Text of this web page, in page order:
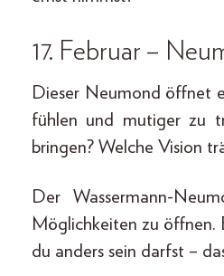
17. Februar –
Dieser Neumond öffnet
fühlen und mutiger zu
bringen? Welche Vision
Der Wassermann-
Möglichkeiten zu öffnen.
du anders sein darfst –